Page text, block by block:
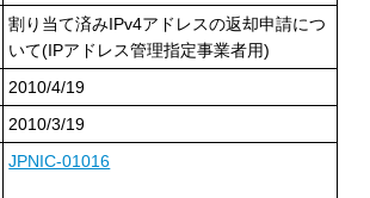
割り当て済みIPv4アドレスの返却申請につ
いて(IPアドレス管理指定事業者用)
2010/4/19
2010/3/19
JPNIC-01016